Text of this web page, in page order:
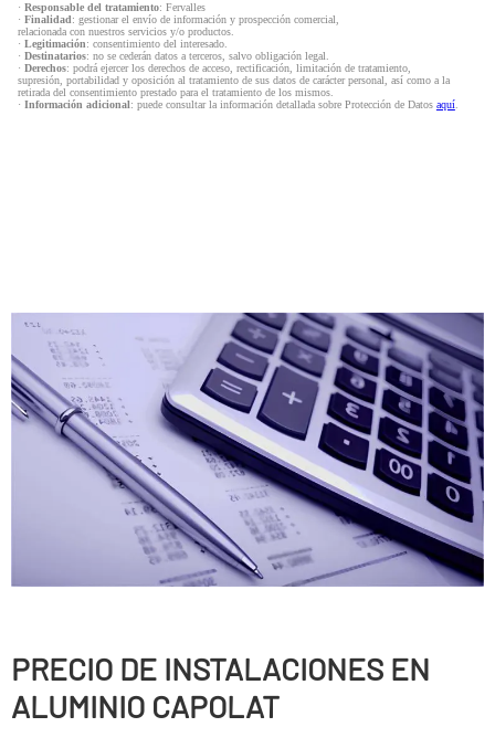
· Responsable del tratamiento: Fervalles
· Finalidad: gestionar el envío de información y prospección comercial,
relacionada con nuestros servicios y/o productos.
· Legitimación: consentimiento del interesado.
· Destinatarios: no se cederán datos a terceros, salvo obligación legal.
· Derechos: podrá ejercer los derechos de acceso, rectificación, limitación de tratamiento,
supresión, portabilidad y oposición al tratamiento de sus datos de carácter personal, así como a la
retirada del consentimiento prestado para el tratamiento de los mismos.
· Información adicional: puede consultar la información detallada sobre Protección de Datos aquí.
PRECIO DE INSTALACIONES EN
ALUMINIO CAPOLAT